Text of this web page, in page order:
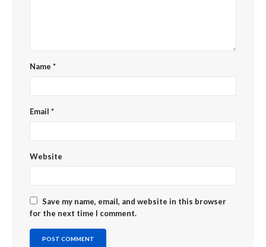
Name *
Email *
Website
Save my name, email, and website in this browser
for the next time I comment.